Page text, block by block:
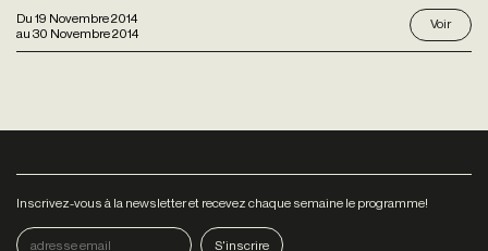
Du 19 Novembre 2014
au 30 Novembre 2014
Voir
Inscrivez-vous à la newsletter et recevez chaque semaine le programme!